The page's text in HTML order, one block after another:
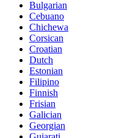
Bulgarian
Cebuano
Chichewa
Corsican
Croatian
Dutch
Estonian
Filipino
Finnish
Frisian
Galician
Georgian